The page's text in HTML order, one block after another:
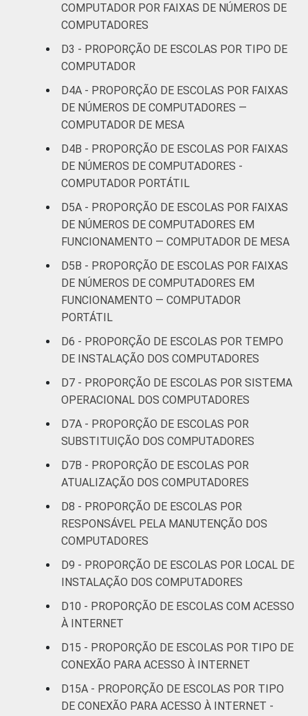
COMPUTADOR POR FAIXAS DE NÚMEROS DE
COMPUTADORES
D3 - PROPORÇÃO DE ESCOLAS POR TIPO DE
COMPUTADOR
D4A - PROPORÇÃO DE ESCOLAS POR FAIXAS
DE NÚMEROS DE COMPUTADORES —
COMPUTADOR DE MESA
D4B - PROPORÇÃO DE ESCOLAS POR FAIXAS
DE NÚMEROS DE COMPUTADORES -
COMPUTADOR PORTÁTIL
D5A - PROPORÇÃO DE ESCOLAS POR FAIXAS
DE NÚMEROS DE COMPUTADORES EM
FUNCIONAMENTO — COMPUTADOR DE MESA
D5B - PROPORÇÃO DE ESCOLAS POR FAIXAS
DE NÚMEROS DE COMPUTADORES EM
FUNCIONAMENTO — COMPUTADOR
PORTÁTIL
D6 - PROPORÇÃO DE ESCOLAS POR TEMPO
DE INSTALAÇÃO DOS COMPUTADORES
D7 - PROPORÇÃO DE ESCOLAS POR SISTEMA
OPERACIONAL DOS COMPUTADORES
D7A - PROPORÇÃO DE ESCOLAS POR
SUBSTITUIÇÃO DOS COMPUTADORES
D7B - PROPORÇÃO DE ESCOLAS POR
ATUALIZAÇÃO DOS COMPUTADORES
D8 - PROPORÇÃO DE ESCOLAS POR
RESPONSÁVEL PELA MANUTENÇÃO DOS
COMPUTADORES
D9 - PROPORÇÃO DE ESCOLAS POR LOCAL DE
INSTALAÇÃO DOS COMPUTADORES
D10 - PROPORÇÃO DE ESCOLAS COM ACESSO
À INTERNET
D15 - PROPORÇÃO DE ESCOLAS POR TIPO DE
CONEXÃO PARA ACESSO À INTERNET
D15A - PROPORÇÃO DE ESCOLAS POR TIPO
DE CONEXÃO PARA ACESSO À INTERNET -